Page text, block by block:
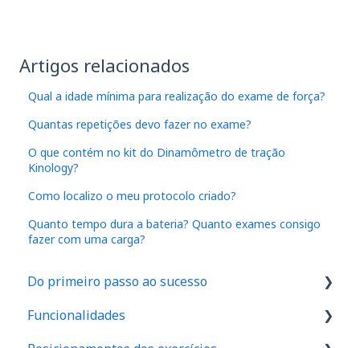
Artigos relacionados
Qual a idade mínima para realização do exame de força?
Quantas repetições devo fazer no exame?
O que contém no kit do Dinamômetro de tração
Kinology?
Como localizo o meu protocolo criado?
Quanto tempo dura a bateria? Quanto exames consigo
fazer com uma carga?
Do primeiro passo ao sucesso
1. Como são feitos os cadastros no aplicativo
Funcionalidades